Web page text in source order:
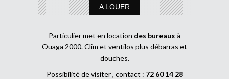
A LOUER
Particulier met en location des bureaux à
Ouaga 2000. Clim et ventilos plus débarras et
douches.
Possibilité de visiter , contact : 72 60 14 28